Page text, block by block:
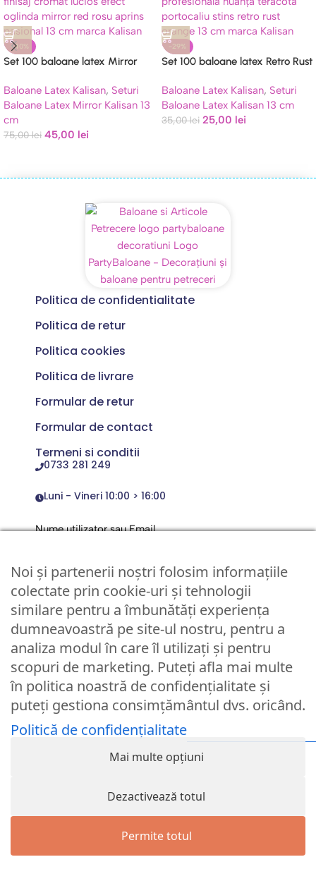
-40%
Set 100 baloane latex Mirror
Baloane Latex Kalisan, Seturi
Baloane Latex Mirror Kalisan 13
cm
75,00lei 45,00 lei
-29%
Set 100 baloane latex Retro Rust
Baloane Latex Kalisan, Seturi
Baloane Latex Kalisan 13 cm
35,00lei 25,00 lei
Politica de confidentialitate
Politica de retur
Politica cookies
Politica de livrare
Formular de retur
Formular de contact
Termeni si conditii
0733 281 249
Luni - Vineri 10:00 > 16:00
Nume utilizator sau Email
Parola
Remember Me
Logare
Lost your password?
© Partybaloane.ro - Toate drepturile rezervate. ™
Noi și partenerii noștri folosim informațiile
colectate prin cookie-uri și tehnologii
similare pentru a îmbunătăți experiența
dumneavoastră pe site-ul nostru, pentru a
analiza modul în care îl utilizați și pentru
scopuri de marketing. Puteți afla mai multe
în politica noastră de confidențialitate și
puteți gestiona consimțământul dvs. oricând.
Politică de confidențialitate
Mai multe opțiuni
Dezactivează totul
Permite totul